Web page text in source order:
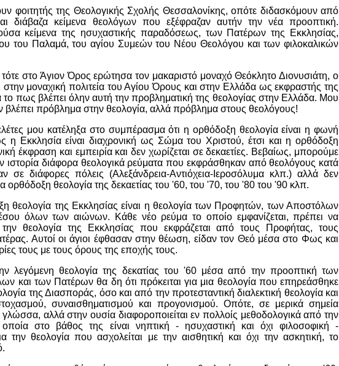
φοιτητής της Θεολογικής Σχολής Θεσσαλονίκης, οπότε διδασκόμουν από
διάβαζα κείμενα θεολόγων που εξέφραζαν αυτήν την νέα προοπτική.
κείμενα της ησυχαστικής παραδόσεως, των Πατέρων της Εκκλησίας,
του Παλαμά, του αγίου Συμεών του Νέου Θεολόγου και των φιλοκαλικών
στο Άγιον Όρος ερώτησα τον μακαριστό μοναχό Θεόκλητο Διονυσιάτη, ο
στην μοναχική πολιτεία του Αγίου Όρους και στην Ελλάδα ως εκφραστής της
το πως βλέπει όλην αυτή την προβληματική της θεολογίας στην Ελλάδα. Μου
βλέπει πρόβλημα στην θεολογία, αλλά πρόβλημα στους θεολόγους!
μου κατέληξα στο συμπέρασμα ότι η ορθόδοξη θεολογία είναι η φωνή
η Εκκλησία είναι διαχρονική ως Σώμα του Χριστού, έτσι και η ορθόδοξη
έκφραση και εμπειρία και δεν χωρίζεται σε δεκαετίες. Βεβαίως, μπορούμε
ιστορία διάφορα θεολογικά ρεύματα που εκφράσθηκαν από θεολόγους κατά
σε διάφορες πόλεις (Αλεξάνδρεια-Αντιόχεια-Ιεροσόλυμα κλπ.) αλλά δεν
ορθόδοξη θεολογία της δεκαετίας του '60, του '70, του '80 του '90 κλπ.
θεολογία της Εκκλησίας είναι η θεολογία των Προφητών, των Αποστόλων
όλων των αιώνων. Κάθε νέο ρεύμα το οποίο εμφανίζεται, πρέπει να
θεολογία της Εκκλησίας που εκφράζεται από τους Προφήτας, τους
Αυτοί οι άγιοι έφθασαν στην θέωση, είδαν τον Θεό μέσα στο Φως και
τους με τους όρους της εποχής τους.
λεγόμενη θεολογία της δεκατίας του '60 μέσα από την προοπτική των
και των Πατέρων θα δη ότι πρόκειται για μια θεολογία που επηρεάσθηκε
της Διασποράς, όσο και από την προτεσταντική διαλεκτική θεολογία και
συναισθηματισμού και προγονισμού. Οπότε, σε μερικά σημεία
γλώσσα, αλλά στην ουσία διαφοροποιείται εν πολλοίς μεθοδολογικά από την
στο βάθος της είναι νηπτική - ησυχαστική και όχι φιλοσοφική -
την θεολογία που ασχολείται με την αισθητική και όχι την ασκητική, το